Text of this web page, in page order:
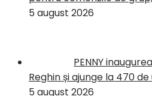
5 august 2026
PENNY
Reghin și ajunge la 470
5 august 2026